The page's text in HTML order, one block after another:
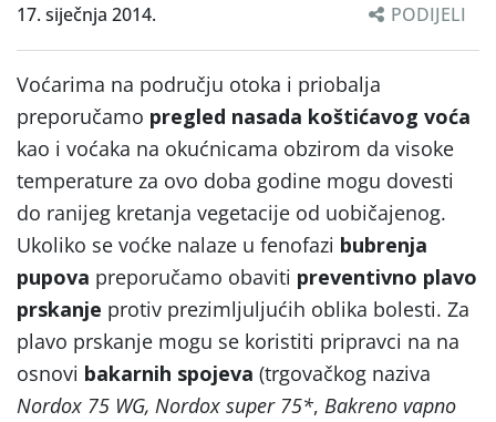
17. siječnja 2014. PODIJELI
Voćarima na području otoka i priobalja
preporučamo pregled nasada koštićavog voća
kao i voćaka na okućnicama obzirom da visoke
temperature za ovo doba godine mogu dovesti
do ranijeg kretanja vegetacije od uobičajenog.
Ukoliko se voćke nalaze u fenofazi bubrenja
pupova preporučamo obaviti preventivno plavo
prskanje protiv prezimljuljućih oblika bolesti. Za
plavo prskanje mogu se koristiti pripravci na na
osnovi bakarnih spojeva (trgovačkog naziva
Nordox 75 WG, Nordox super 75*, Bakreno vapno